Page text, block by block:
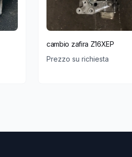
cambio zafira Z16XEP
Prezzo su richiesta